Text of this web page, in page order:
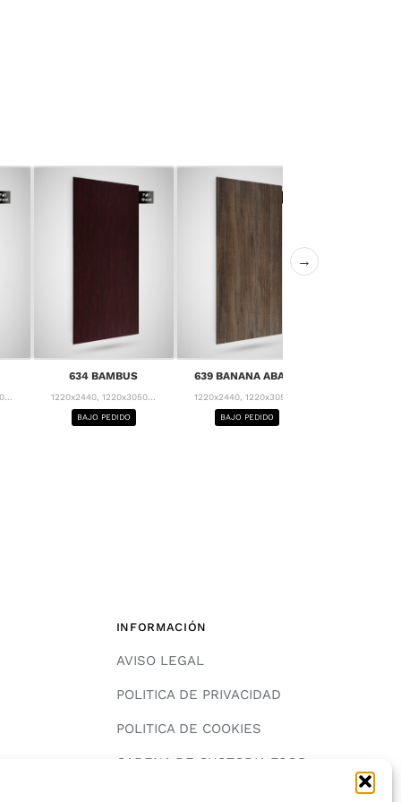
634 BAMBUS
1220x2440, 1220x3050...
BAJO PEDIDO
639 BANANA ABACA
1220x2440, 1220x3050...
BAJO PEDIDO
→
INFORMACIÓN
AVISO LEGAL
POLITICA DE PRIVACIDAD
POLITICA DE COOKIES
CADENA DE CUSTODIA FSC®